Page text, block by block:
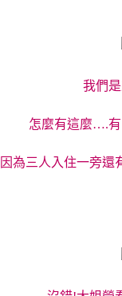
我們
怎麼有這麼….
因為三人入住一旁還